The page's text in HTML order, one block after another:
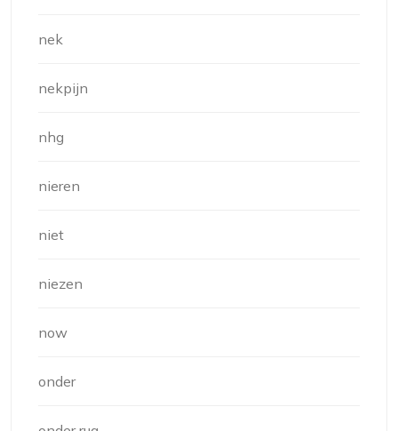
nek
nekpijn
nhg
nieren
niet
niezen
now
onder